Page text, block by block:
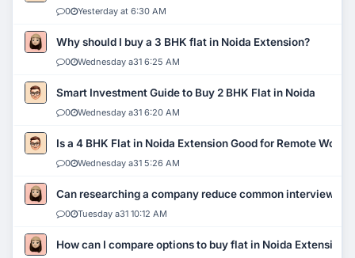
0 Yesterday at 6:30 AM
Why should I buy a 3 BHK flat in Noida Extension?
0 Wednesday a31 6:25 AM
Smart Investment Guide to Buy 2 BHK Flat in Noida
0 Wednesday a31 6:20 AM
Is a 4 BHK Flat in Noida Extension Good for Remote Work?
0 Wednesday a31 5:26 AM
Can researching a company reduce common interview
0 Tuesday a31 10:12 AM
How can I compare options to buy flat in Noida Extension?